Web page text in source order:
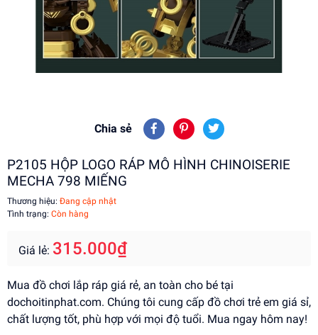
Chia sẻ
P2105 HỘP LOGO RÁP MÔ HÌNH CHINOISERIE
MECHA 798 MIẾNG
Thương hiệu: Đang cập nhật
Tình trạng: Còn hàng
Giá lẻ: 315.000₫
Mua đồ chơi lắp ráp giá rẻ, an toàn cho bé tại
dochoitinphat.com. Chúng tôi cung cấp đồ chơi trẻ em giá sỉ,
chất lượng tốt, phù hợp với mọi độ tuổi. Mua ngay hôm nay!